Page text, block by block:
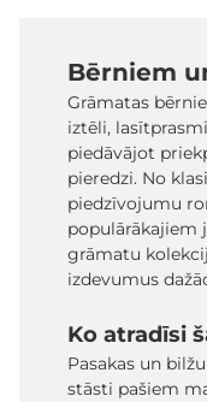
Bērniem
Grāmatas
iztēli,
piedāvājot
pieredzi. No
piedzīvojumu
populārākajiem
grāmatu
izdevumus
Ko atradīsi
Pasakas un
stāsti pašiem